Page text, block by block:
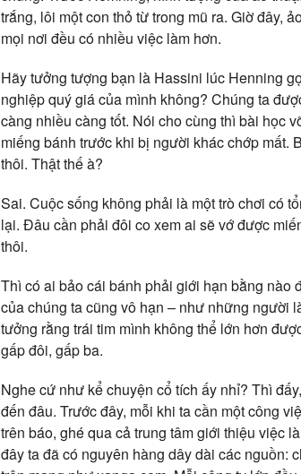
trắng, lôi một con thỏ từ trong mũ ra. Giờ đây,
mọi nơi đều có nhiều việc làm hơn.
Hãy tưởng tượng bạn là Hassini lúc Henning
nghiệp quý giá của mình không? Chúng ta
càng nhiều càng tốt. Nói cho cùng thì bài học
miếng bánh trước khi bị người khác chớp mất.
thôi. Thật thế à?
Sai. Cuộc sống không phải là một trò chơi có
lại. Đâu cần phải đôi co xem ai sẽ vớ được
thôi.
Thì có ai bảo cái bánh phải giới hạn bằng nào
của chúng ta cũng vô hạn – như những người
tưởng rằng trái tim mình không thể lớn hơn
gấp đôi, gấp ba.
Nghe cứ như kể chuyện cổ tích ấy nhỉ? Thì
đến đâu. Trước đây, mỗi khi ta cần một công
trên báo, ghé qua cả trung tâm giới thiệu việc
đây ta đã có nguyên hàng dây dài các nguồn: